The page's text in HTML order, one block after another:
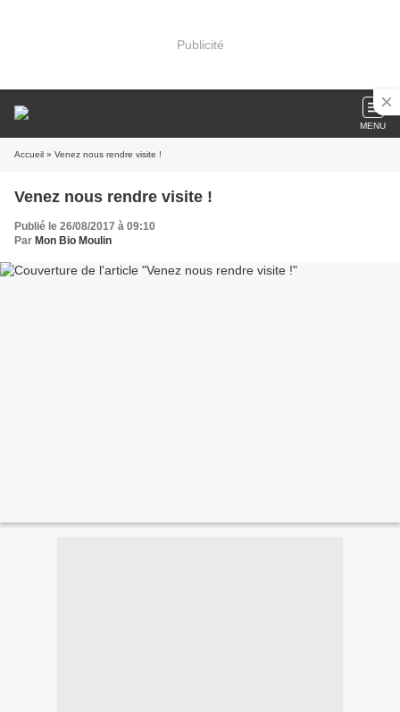
Publicité
MENU
Accueil » Venez nous rendre visite !
Venez nous rendre visite !
Publié le 26/08/2017 à 09:10
Par Mon Bio Moulin